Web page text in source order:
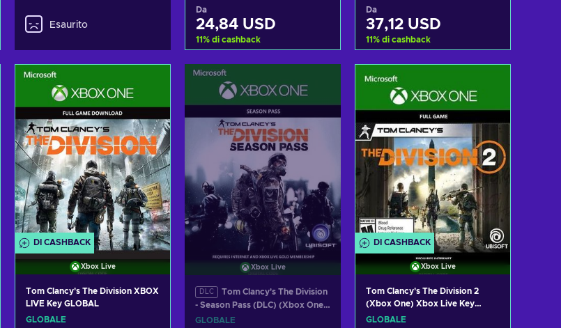
Esaurito
Da
24,84 USD
11% di cashback
Aggiungi al carrello
Visualizza offerte
Da
37,12 USD
11% di cashback
Visualizza offerte
DI CASHBACK
Xbox Live
Tom Clancy's The Division XBOX
LIVE Key GLOBAL
GLOBALE
Xbox Live
DLC
Tom Clancy's The Division
- Season Pass (DLC) (Xbox One)
Xbox Live Key GLOBAL
GLOBALE
DI CASHBACK
Xbox Live
Tom Clancy's The Division 2
(Xbox One) Xbox Live Key
GLOBAL
GLOBALE